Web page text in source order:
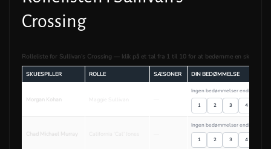
Crossing
Rolleliste for Sullivan’s Crossing — klik på et tal fra 1 til 10 for at bedømme en
SKUESPILLER ROLLE SÆSONER DIN BEDØMMELSE
Morgan Kohan Maggie Sullivan
Ingen bedømmelser endnu
1 2 3 4
Chad Michael Murray
Ingen bedømmelser endnu
1 2 3 4